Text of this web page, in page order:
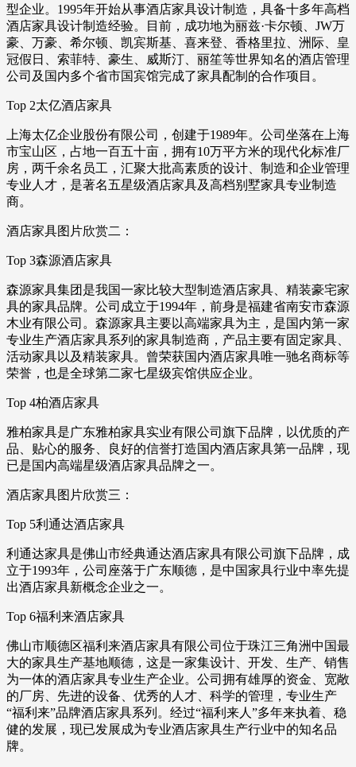
型企业。1995年开始从事酒店家具设计制造，具备十多年高档
酒店家具设计制造经验。目前，成功地为丽兹·卡尔顿、JW万
豪、万豪、希尔顿、凯宾斯基、喜来登、香格里拉、洲际、皇
冠假日、索菲特、豪生、威斯汀、丽笙等世界知名的酒店管理
公司及国内多个省市国宾馆完成了家具配制的合作项目。
Top 2太亿酒店家具
上海太亿企业股份有限公司，创建于1989年。公司坐落在上海
市宝山区，占地一百五十亩，拥有10万平方米的现代化标准厂
房，两千余名员工，汇聚大批高素质的设计、制造和企业管理
专业人才，是著名五星级酒店家具及高档别墅家具专业制造
商。
酒店家具图片欣赏二：
Top 3森源酒店家具
森源家具集团是我国一家比较大型制造酒店家具、精装豪宅家
具的家具品牌。公司成立于1994年，前身是福建省南安市森源
木业有限公司。森源家具主要以高端家具为主，是国内第一家
专业生产酒店家具系列的家具制造商，产品主要有固定家具、
活动家具以及精装家具。曾荣获国内酒店家具唯一驰名商标等
荣誉，也是全球第二家七星级宾馆供应企业。
Top 4柏酒店家具
雅柏家具是广东雅柏家具实业有限公司旗下品牌，以优质的产
品、贴心的服务、良好的信誉打造国内酒店家具第一品牌，现
已是国内高端星级酒店家具品牌之一。
酒店家具图片欣赏三：
Top 5利通达酒店家具
利通达家具是佛山市经典通达酒店家具有限公司旗下品牌，成
立于1993年，公司座落于广东顺德，是中国家具行业中率先提
出酒店家具新概念企业之一。
Top 6福利来酒店家具
佛山市顺德区福利来酒店家具有限公司位于珠江三角洲中国最
大的家具生产基地顺德，这是一家集设计、开发、生产、销售
为一体的酒店家具专业生产企业。公司拥有雄厚的资金、宽敞
的厂房、先进的设备、优秀的人才、科学的管理，专业生产
“福利来”品牌酒店家具系列。经过“福利来人”多年来执着、稳
健的发展，现已发展成为专业酒店家具生产行业中的知名品
牌。